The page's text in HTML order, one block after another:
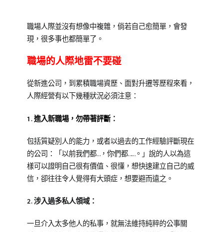
他
專
職場人際並沒有想像中複雜，倘若自己愈簡單，會發
現，很多事也都簡單了。
職場的人際地雷不要碰
從新進公司，到累積職場資歷、面對升遷等歷程來看，
人際經營有以下幾種狀況必須注意：
1.進入新職場，勿帶著評斷：
包括質疑別人的能力，或者以過去的工作經驗評斷現在
的公司：「以前我們都…，你們都……。」說的人以為這
樣可以證明自己很有價值、很懂，想快速建立自己的威
信，卻往往令人覺得有大頭症，想要避而遠之。
2.涉入過多私人領域：
一旦介入太多他人的私事，就無法維持純粹的公事關